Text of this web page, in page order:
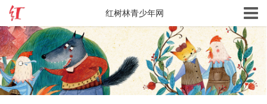
红树林青少年网